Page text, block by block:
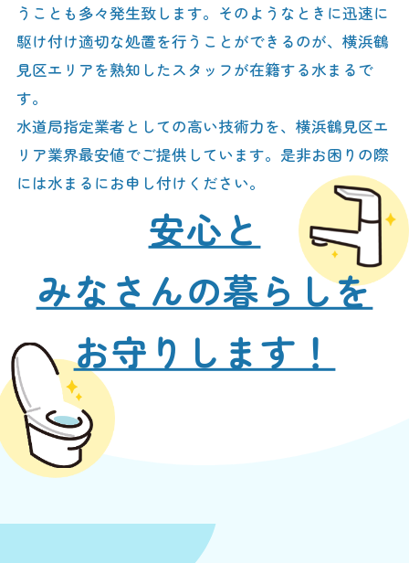
うことも多々発生致します。そのようなときに迅速に
駆け付け適切な処置を行うことができるのが、横浜鶴
見区エリアを熟知したスタッフが在籍する水まるで
す。
水道局指定業者としての高い技術力を、横浜鶴見区エ
リア業界最安値でご提供しています。是非お困りの際
には水まるにお申し付けください。
安心と
みなさんの暮らしを
お守りします！